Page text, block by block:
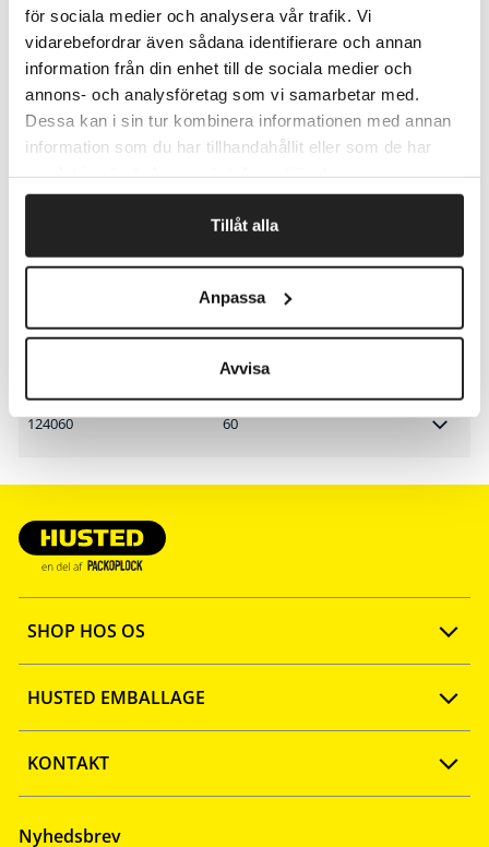
för sociala medier och analysera vår trafik. Vi
vidarebefordrar även sådana identifierare och annan
information från din enhet till de sociala medier och
annons- och analysföretag som vi samarbetar med.
Dessa kan i sin tur kombinera informationen med annan
information som du har tillhandahållit eller som de har
Tillåt alla
Anpassa
Avvisa
Moppen kan vaskes op til 20 gange med vedligeholdte
egenskaber.
Vaskes ved maks. 60C. Ikke tørretumbles.
Afsendelse samme dag ved bestilling
Format (cm)
124060 60
SHOP HOS OS
Opret konto
FAQ
HUSTED EMBALLAGE
Ny webshop
KONTAKT
Tlf: 57 67 46 40
Nyhedsbrev